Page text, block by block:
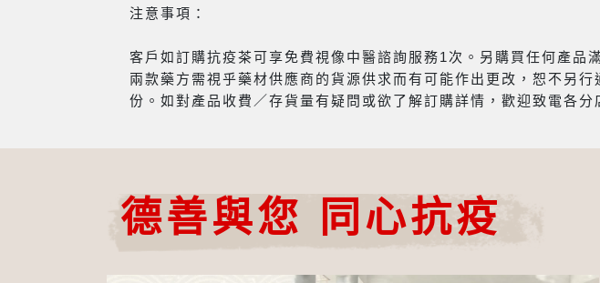
注意事項：
客戶如訂購抗疫茶可享免費視像中醫諮詢服務1次。另購買任何產品
兩款藥方需視乎藥材供應商的貨源供求而有可能作出更改，恕不另
份。如對產品收費／存貨量有疑問或欲了解訂購詳情，歡迎致電各分
德善與您 同心抗疫